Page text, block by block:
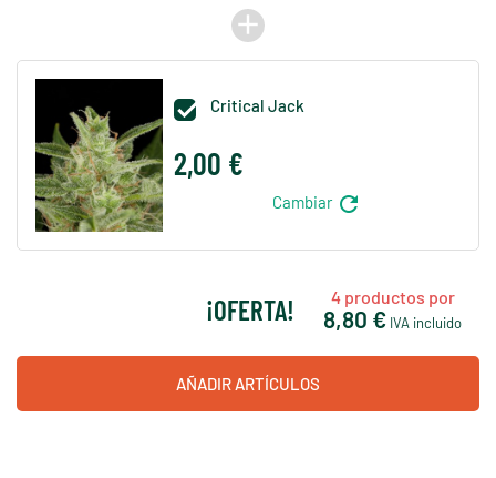
add
 Critical Jack
2,00 €
Cambiar refresh
¡OFERTA! 4productos por
8,80 € IVA incluido
AÑADIR ARTÍCULOS